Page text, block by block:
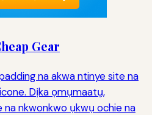
Gear
na akwa ntinye site na
Dịka ọmụmaatụ,
nkwonkwo ụkwụ ochie na